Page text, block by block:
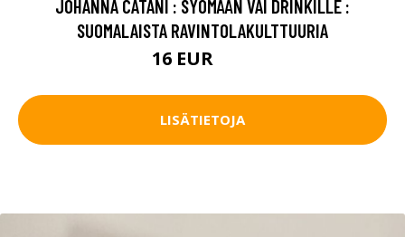
JOHANNA CATANI : SYÖMÄÄN VAI DRINKILLE :
SUOMALAISTA RAVINTOLAKULTTUURIA
16 EUR
LISÄTIETOJA